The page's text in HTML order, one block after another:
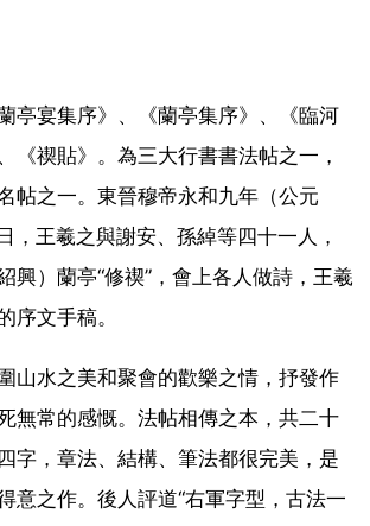
亭宴集序》、《蘭亭集序》、《臨河
《禊貼》。為三大行書書法帖之一，
帖之一。東晉穆帝永和九年（公元
，王羲之與謝安、孫綽等四十一人，
興）蘭亭“修禊”，會上各人做詩，王羲
序文手稿。
山水之美和聚會的歡樂之情，抒發作
無常的感慨。法帖相傳之本，共二十
字，章法、結構、筆法都很完美，是
意之作。後人評道“右軍字型，古法一